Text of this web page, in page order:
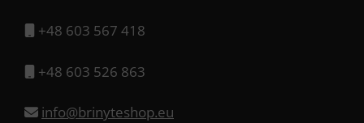
+48 603 567 418
+48 603 526 863
info@brinyteshop.eu